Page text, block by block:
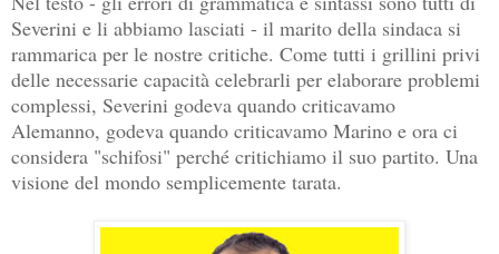
Severini e li abbiamo lasciati - il marito della sindaca si
rammarica per le nostre critiche. Come tutti i grillini privi
delle necessarie capacità celebrarli per elaborare problemi
complessi, Severini godeva quando criticavamo
Alemanno, godeva quando criticavamo Marino e ora ci
considera "schifosi" perché critichiamo il suo partito. Una
visione del mondo semplicemente tarata.